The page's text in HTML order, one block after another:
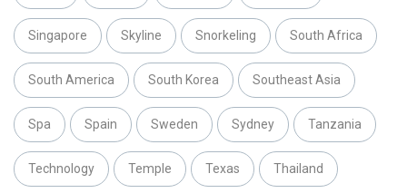
Singapore Skyline Snorkeling South Africa
South America South Korea Southeast Asia
Spa Spain Sweden Sydney Tanzania
Technology Temple Texas Thailand